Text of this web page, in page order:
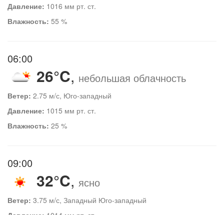
Давление: 1016 мм рт. ст.
Влажность: 55 %
06:00
26°C, небольшая облачность
Ветер: 2.75 м/с, Юго-западный
Давление: 1015 мм рт. ст.
Влажность: 25 %
09:00
32°C, ясно
Ветер: 3.75 м/с, Западный Юго-западный